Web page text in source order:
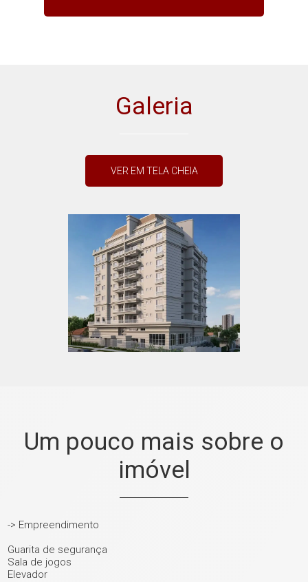
Galeria
VER EM TELA CHEIA
Um pouco mais sobre o
imóvel
-> Empreendimento
Guarita de segurança
Sala de jogos
Elevador